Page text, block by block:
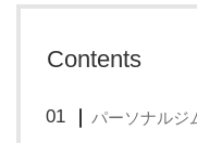
Contents
パーソナルジ